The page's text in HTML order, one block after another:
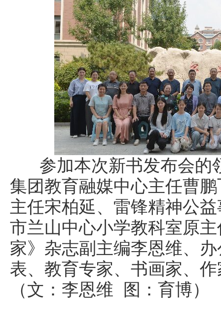
参加本次新书发布会的
集团教育融媒中心主任曹
主任宋柏延、雷锋精神公
市兰山中心小学教科室原
家》杂志副主编李恩维、
表、教育专家、书画家、
（文：李恩维 图：育博）